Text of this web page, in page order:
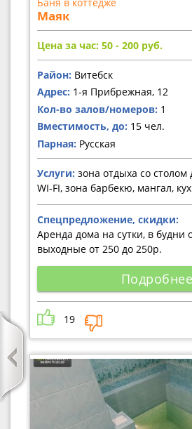
Маяк
Цена за час: 50 - 200 руб.
Район: Витебск
Адрес: 1-я Прибрежная, 12
Кол-во залов/номеров: 1
Вместимость, до: 15 чел.
Парная: Русская
Услуги: зона отдыха со столом
WI-FI, зона барбекю, мангал,
Спецпредложение, скидки:
Аренда дома на сутки, в будни
выходные от 250 до 250р.
Подробнее
19